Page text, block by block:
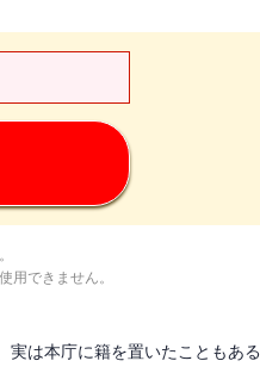
用できません。
実は本庁に籍を置いたこともある